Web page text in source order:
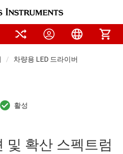
차량용 LED 드라이버
및 확산 스펙트럼